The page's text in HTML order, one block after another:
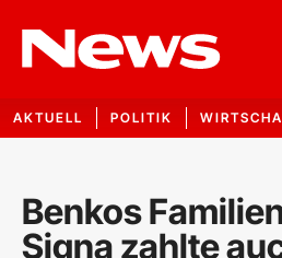
AKTUELL POLITIK
Benkos
Signa zahlte